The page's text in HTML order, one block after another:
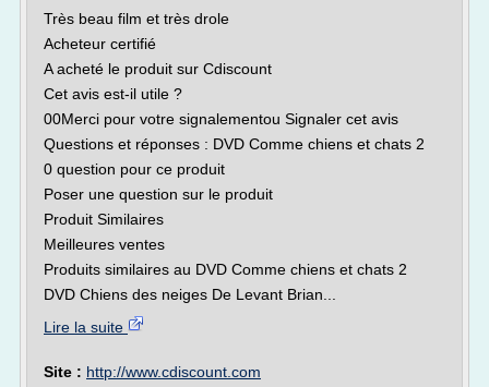
Très beau film et très drole
Acheteur certifié
A acheté le produit sur Cdiscount
Cet avis est-il utile ?
00Merci pour votre signalementou Signaler cet avis
Questions et réponses : DVD Comme chiens et chats 2
0 question pour ce produit
Poser une question sur le produit
Produit Similaires
Meilleures ventes
Produits similaires au DVD Comme chiens et chats 2
DVD Chiens des neiges De Levant Brian...
Lire la suite
Site : http://www.cdiscount.com